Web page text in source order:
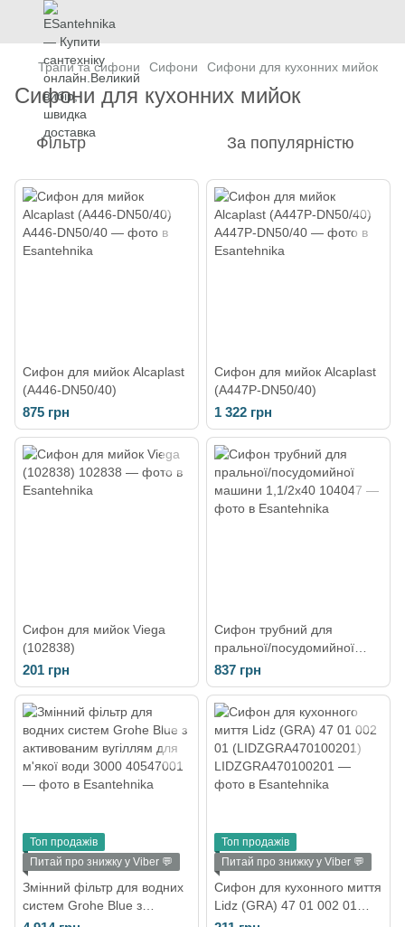
Трапи та сифони Сифони Сифони для кухонних мийок
Сифони для кухонних мийок
Фільтр За популярністю
Сифон для мийок Alcaplast
(A446-DN50/40)
875 грн
Сифон для мийок Alcaplast
(A447P-DN50/40)
1 322 грн
Сифон для мийок Viega
(102838)
201 грн
Сифон трубний для
пральної/посудомийної
машини 1,1/2x40
837 грн
Топ продажів
Питай про знижку у Viber 💬
Змінний фільтр для водних
систем Grohe Blue з
активованим вугіллям для
Топ продажів
Питай про знижку у Viber 💬
Сифон для кухонного миття
Lidz (GRA) 47 01 002 01
(LIDZGRA470100201)